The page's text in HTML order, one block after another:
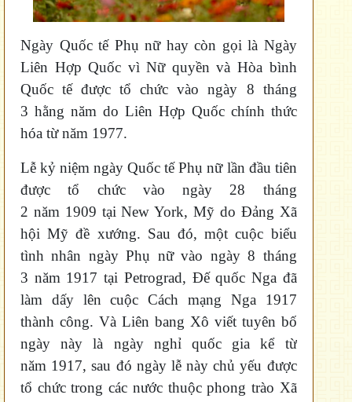
Ngày Quốc tế Phụ nữ hay còn gọi là Ngày
Liên Hợp Quốc vì Nữ quyền và Hòa bình
Quốc tế được tổ chức vào ngày 8 tháng
3 hằng năm do Liên Hợp Quốc chính thức
hóa từ năm 1977.
Lễ kỷ niệm ngày Quốc tế Phụ nữ lần đầu tiên
được tổ chức vào ngày 28 tháng
2 năm 1909 tại New York, Mỹ do Đảng Xã
hội Mỹ đề xướng. Sau đó, một cuộc biểu
tình nhân ngày Phụ nữ vào ngày 8 tháng
3 năm 1917 tại Petrograd, Đế quốc Nga đã
làm dấy lên cuộc Cách mạng Nga 1917
thành công. Và Liên bang Xô viết tuyên bố
ngày này là ngày nghỉ quốc gia kể từ
năm 1917, sau đó ngày lễ này chủ yếu được
tổ chức trong các nước thuộc phong trào Xã